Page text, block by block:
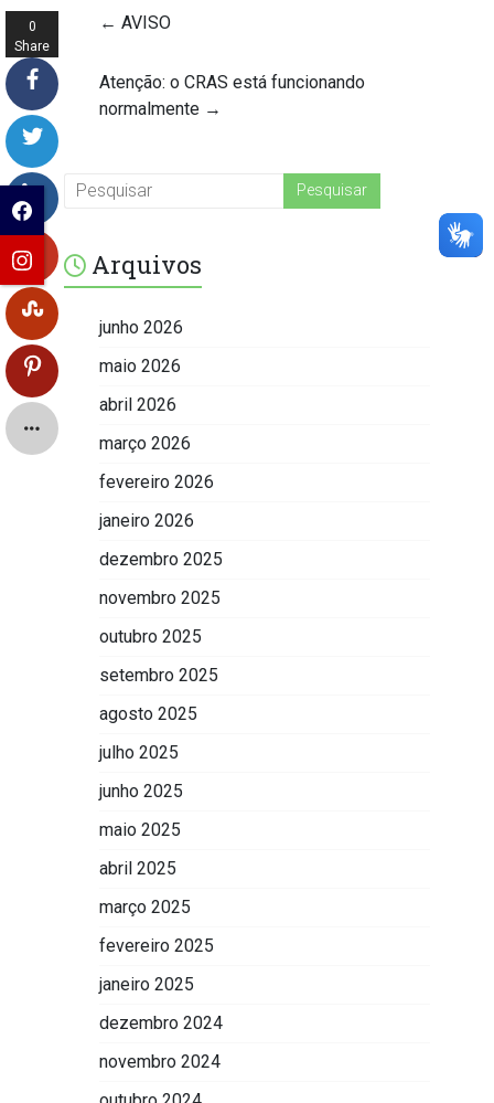
← AVISO
Atenção: o CRAS está funcionando
normalmente →
Arquivos
junho 2026
maio 2026
abril 2026
março 2026
fevereiro 2026
janeiro 2026
dezembro 2025
novembro 2025
outubro 2025
setembro 2025
agosto 2025
julho 2025
junho 2025
maio 2025
abril 2025
março 2025
fevereiro 2025
janeiro 2025
dezembro 2024
novembro 2024
0
Share
s